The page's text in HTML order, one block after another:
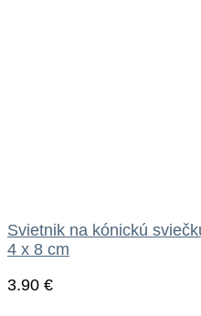
Svietnik na kónickú
4 x 8 cm
3.90 €